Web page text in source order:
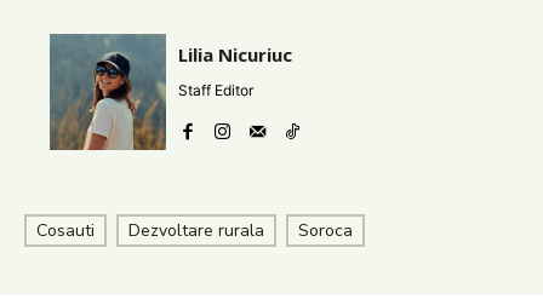
Lilia Nicuriuc
Staff Editor
Cosauti Dezvoltare rurala Soroca